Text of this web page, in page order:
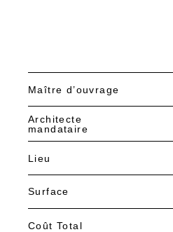
Maître d’ouvrage
Architecte
mandataire
Lieu
Surface
Coût Total